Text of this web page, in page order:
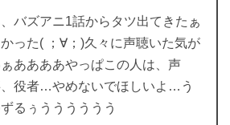
バズアニ1話からタツ出てきたぁ
った( ；∀；)久々に声聴いた気が
ああああやっぱこの人は、声
役者…やめないでほしいよ…う
るぅうううううう